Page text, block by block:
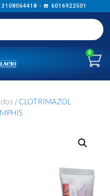
- ☎️ 6016922501
0
/ CLOTRIMAZOL